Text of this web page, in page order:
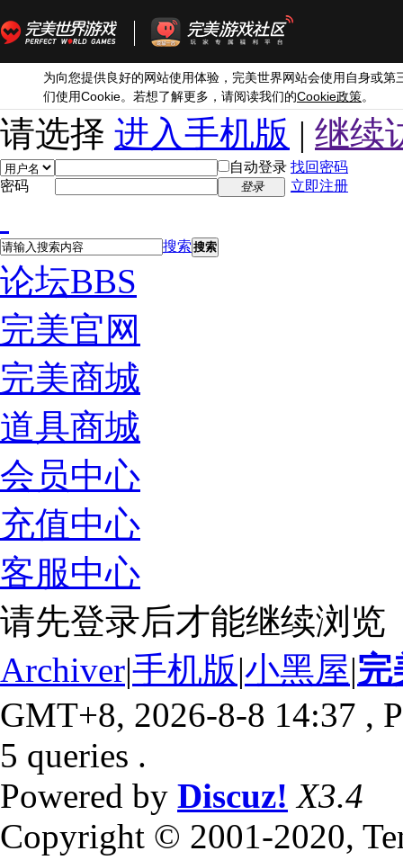
为向您提供良好的网站使用体验，完美世界网站会使用自身或第
们使用Cookie。若想了解更多，请阅读我们的Cookie政策。
请选择 进入手机版 | 继续
自动登录 找回密码
密码
登录 立即注册
搜索 搜索
论坛BBS
完美官网
完美商城
道具商城
会员中心
充值中心
客服中心
请先登录后才能继续浏览
Archiver|手机版|小黑屋|完
GMT+8, 2026-8-8 14:37 ,
5 queries .
Powered by Discuz! X3.4
Copyright © 2001-2020,